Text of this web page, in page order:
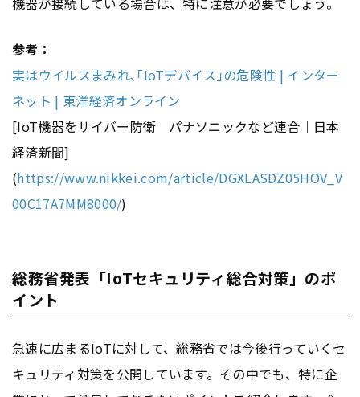
参考：
実はウイルスまみれ､｢IoTデバイス｣の危険性 | インター
ネット | 東洋経済オンライン
[IoT機器をサイバー防衛 パナソニックなど連合｜日本
経済新聞]
(https://www.nikkei.com/article/DGXLASDZ05HOV_V
00C17A7MM8000/)
総務省発表「IoTセキュリティ総合対策」のポ
イント
急速に広まるIoTに対して、総務省では今後行っていくセ
キュリティ対策を公開しています。その中でも、特に企